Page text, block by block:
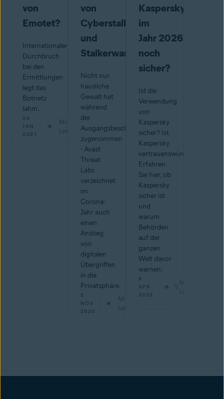
von
Emotet?
Internationaler
Durchbruch
bei den
Ermittlungen
legt das
Botnetz
lahm.
29
JAN
2021
Min.
Lesestoff
von
Cyberstalking
und
Stalkerware
Nicht nur
häusliche
Gewalt hat
während
der
Ausgangsbeschränkungen
zugenommen
- Avast
Threat
Labs
verzeichnet
im
Corona-
Jahr auch
einen
Anstieg
von
digitalen
Übergriffen
in die
Privatsphäre.
5
NOV
2020
Min.
Lesestoff
Kaspersky
im
Jahr 2026
noch
sicher?
Ist die
Verwendung
von
Kaspersky
sicher? Ist
Kaspersky
vertrauenswürdig?
Erfahren
Sie hier, ob
Kaspersky
sicher ist
und
warum
Behörden
auf der
ganzen
Welt davor
warnen.
8
APR
2022
5
Min.
Lesestoff